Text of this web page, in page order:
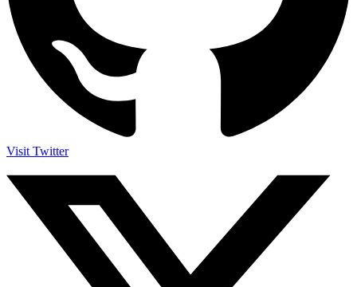
Visit Twitter